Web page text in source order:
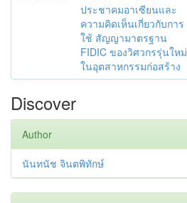
ประชาคมอาเซียนและ
ความคิดเห็นเกี่ยวกับการ
ใช้ สัญญามาตรฐาน
FIDIC ของวิศวกรรุ่นใหม่
ในอุตสาหกรรมก่อสร้าง
Discover
Author
นันทนัช จินตพิทักษ์